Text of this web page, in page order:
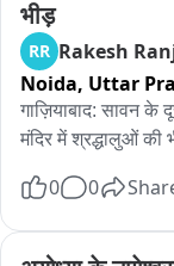
भीड़
RR Rakesh
Noida, Uttar
गाज़ियाबाद: सावन के
मंदिर में श्रद्धालुओं की
0 0